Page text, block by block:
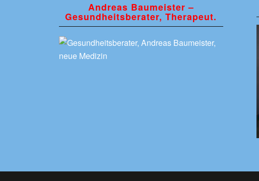
Andreas Baumeister –
Gesundheitsberater, Therapeut.